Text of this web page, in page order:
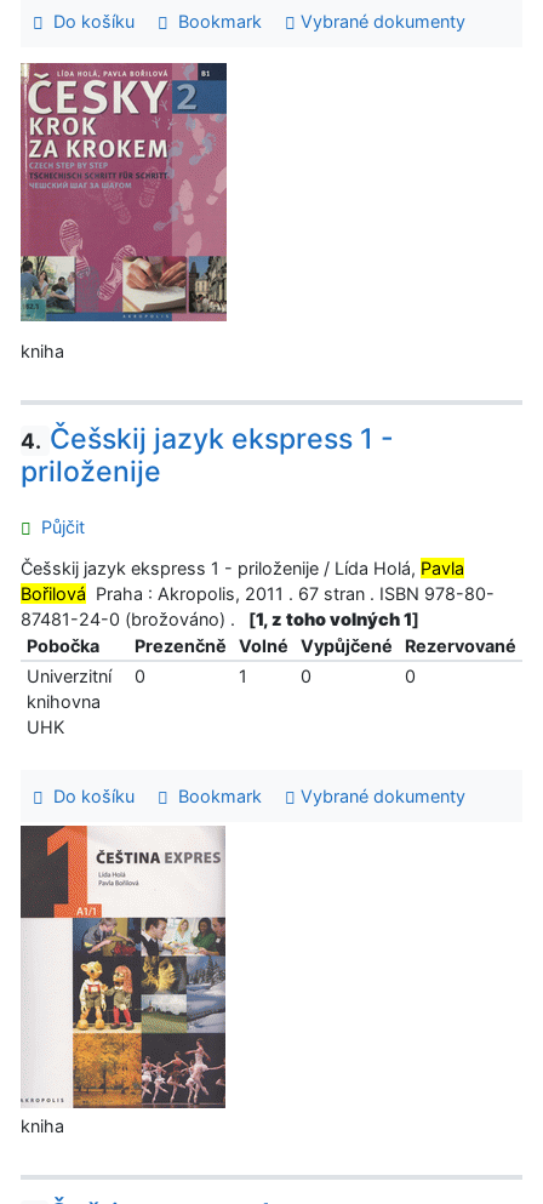
Do košíku Bookmark Vybrané dokumenty
kniha
4. Češskij jazyk ekspress 1 -
priloženije
Půjčit
Češskij jazyk ekspress 1 - priloženije / Lída Holá, Pavla
Bořilová Praha : Akropolis, 2011 . 67 stran . ISBN 978-80-
87481-24-0 (brožováno) .
[1, z toho volných 1]
Pobočka
Prezenčně Volné Vypůjčené
Rezervované
Univerzitní
knihovna
UHK
0 1 0 0
Do košíku Bookmark Vybrané dokumenty
kniha